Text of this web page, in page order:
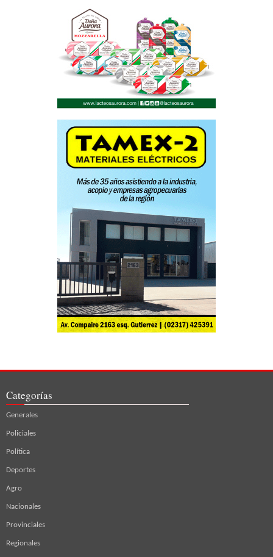
Categorías
Generales
Policiales
Política
Deportes
Agro
Nacionales
Provinciales
Regionales